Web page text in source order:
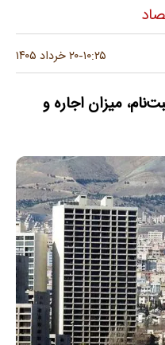
۱۰:۲۵-۲۰ خرداد ۱۴۰۵
میزان اجاره و